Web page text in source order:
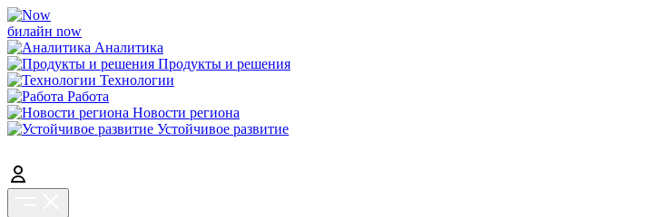
билайн now
Аналитика
Продукты и решения
Технологии
Работа
Новости региона
Устойчивое развитие